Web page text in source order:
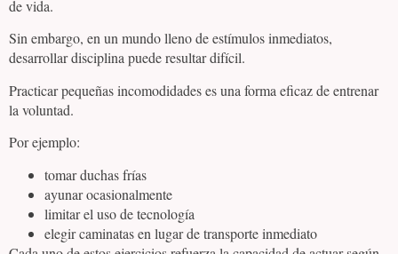
de vida.
Sin embargo, en un mundo lleno de estímulos inmediatos,
desarrollar disciplina puede resultar difícil.
Practicar pequeñas incomodidades es una forma eficaz de entrenar
la voluntad.
Por ejemplo:
tomar duchas frías
ayunar ocasionalmente
limitar el uso de tecnología
elegir caminatas en lugar de transporte inmediato